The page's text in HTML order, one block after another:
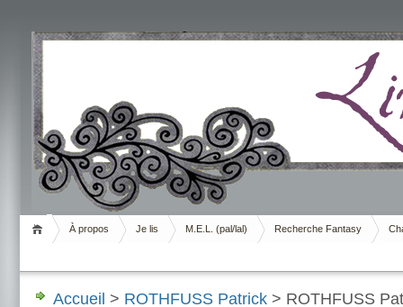
Livrement
À propos Je lis M.E.L. (pal/lal) Recherche Fantasy
Accueil > ROTHFUSS Patrick > ROTHFUSS